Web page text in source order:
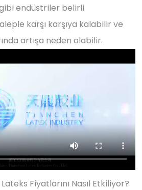
endüstriler belirli
karşı karşıya kalabilir ve
artışa neden olabilir.
Fiyatlarını Nasıl Etkiliyor?